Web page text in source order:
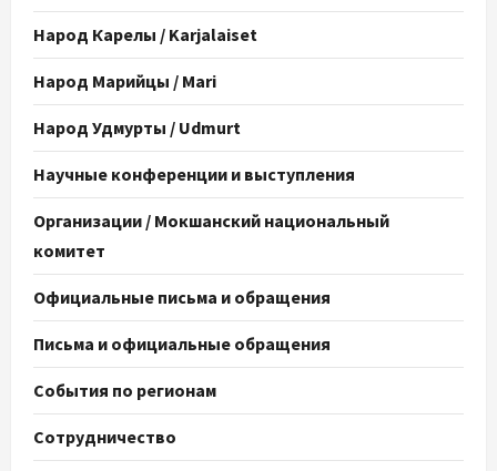
Народ Карелы / Karjalaiset
Народ Марийцы / Mari
Народ Удмурты / Udmurt
Научные конференции и выступления
Организации / Мокшанский национальный
комитет
Официальные письма и обращения
Письма и официальные обращения
События по регионам
Сотрудничество